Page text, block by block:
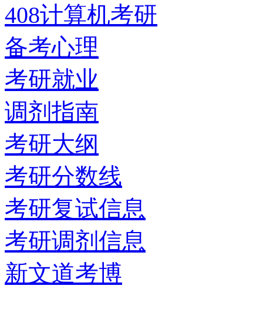
408计算机考研
备考心理
考研就业
调剂指南
考研大纲
考研分数线
考研复试信息
考研调剂信息
新文道考博